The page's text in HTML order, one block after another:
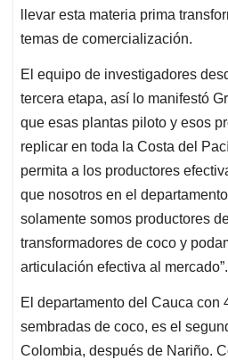
llevar esta materia prima
temas de comercialización.
El equipo de investigadores
tercera etapa, así lo manifestó
que esas plantas piloto y esos
replicar en toda la Costa del
permita a los productores
que nosotros en el
solamente somos productores
transformadores de coco y
articulación efectiva al mercado”.
El departamento del Cauca con
sembradas de coco, es el
Colombia, después de Nariño.